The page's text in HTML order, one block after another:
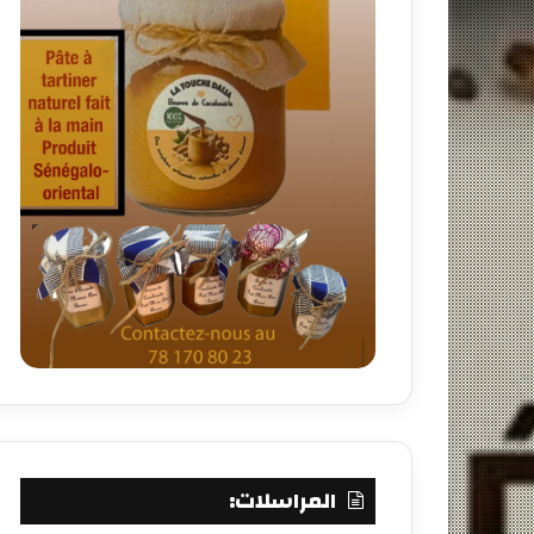
المراسلات: